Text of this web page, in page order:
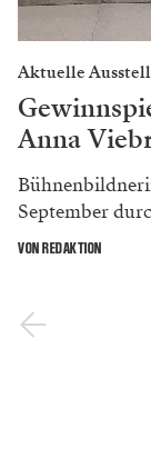
Aktuelle
Anna
September
VON REDAKTION